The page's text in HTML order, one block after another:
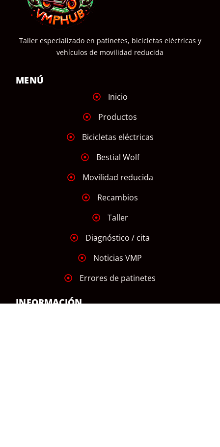
Taller especializado en patinetes, bicicletas eléctricas y
vehículos de movilidad reducida
MENÚ
Inicio
Productos
Bicicletas eléctricas
Bestial Wolf
Movilidad reducida
Recambios
Taller
Diagnóstico / cita
Noticias VMP
Errores de patinetes
INFORMACIÓN